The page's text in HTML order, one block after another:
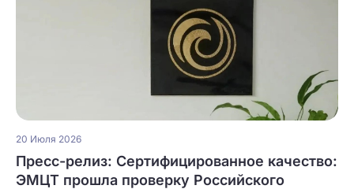
20 Июля 2026
Пресс-релиз: Сертифицированное качество:
ЭМЦТ прошла проверку Российского